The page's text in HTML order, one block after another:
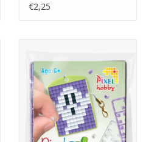
€2,25